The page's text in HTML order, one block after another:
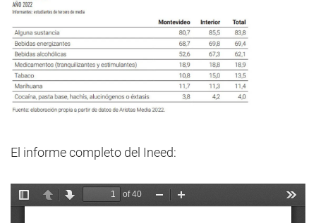
El informe completo del Ineed: